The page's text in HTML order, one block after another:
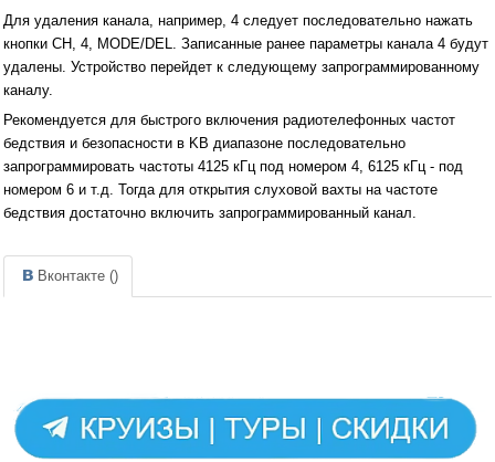
Для удаления канала, например, 4 следует последовательно нажать
кнопки СН, 4, MODE/DEL. Записанные ранее параметры канала 4 будут
удалены. Устройство перейдет к следующему запрограммированному
каналу.
Рекомендуется для быстрого включения радиотелефонных частот
бедствия и безопасности в KB диапазоне последовательно
запрограммировать частоты 4125 кГц под номером 4, 6125 кГц - под
номером 6 и т.д. Тогда для открытия слуховой вахты на частоте
бедствия достаточно включить запрограммированный канал.
Вконтакте ()